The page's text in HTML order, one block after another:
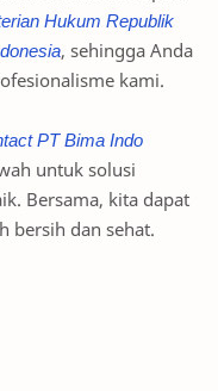
Hukum Republik
, sehingga Anda
kami.
PT Bima Indo
untuk solusi
Bersama, kita dapat
bersih dan sehat.